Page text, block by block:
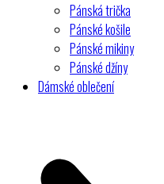
Pánská trička
Pánské košile
Pánské mikiny
Pánské džíny
Dámské oblečení